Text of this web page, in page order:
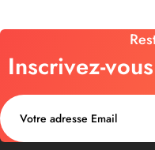
Inscrivez-